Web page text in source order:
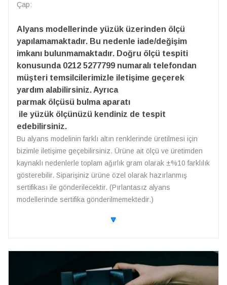
Çap:
Alyans modellerinde yüzük üzerinden ölçü
yapılamamaktadır. Bu nedenle iade/değişim
imkanı bulunmamaktadır. Doğru ölçü tespiti
konusunda 0212 5277799 numaralı telefondan
müşteri temsilcilerimizle iletişime geçerek
yardım alabilirsiniz. Ayrıca
parmak ölçüsü bulma aparatı
ile yüzük ölçünüzü kendiniz de tespit
edebilirsiniz.
Bu alyans modelinin farklı altın renklerinde üretilmesi için
bizimle iletişime geçebilirsiniz. Ürüne ait ölçü ve üretimden
kaynaklı nedenlerle toplam ağırlık gram olarak ±%10 farklılık
gösterebilir. Siparişiniz ürüne özel olarak hazırlanmış
sertifikası ile gönderilecektir. (Pırlantasız alyans
modellerinde sertifika gönderilmemektedir.)
🔽